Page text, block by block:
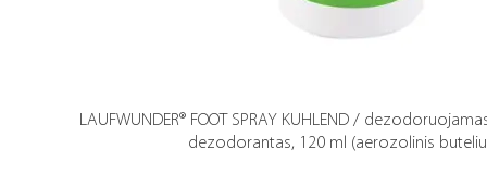
LAUFWUNDER® FOOT SPRAY KUHLEND /
dezodorantas, 120 ml (aerozolinis